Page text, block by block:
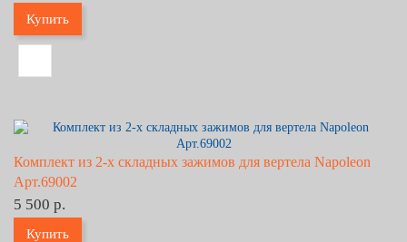
Купить
Комплект из 2-х складных зажимов для вертела Napoleon
Арт.69002
5 500 р.
Купить